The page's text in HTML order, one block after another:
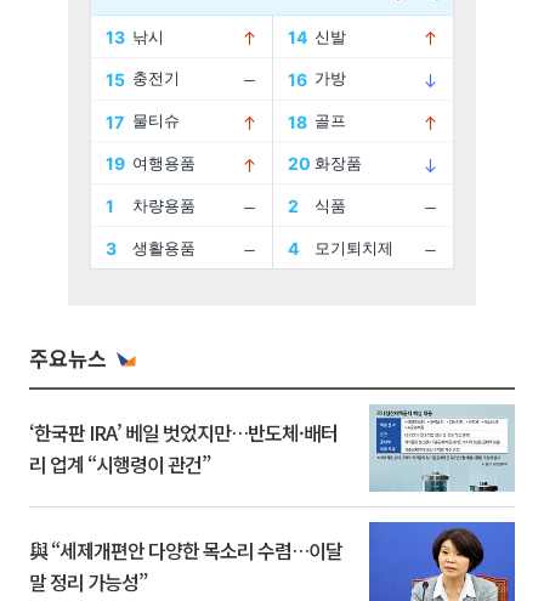
주요뉴스
‘한국판 IRA’ 베일 벗었지만…반도체·배터
리 업계 “시행령이 관건”
與 “세제개편안 다양한 목소리 수렴…이달
말 정리 가능성”